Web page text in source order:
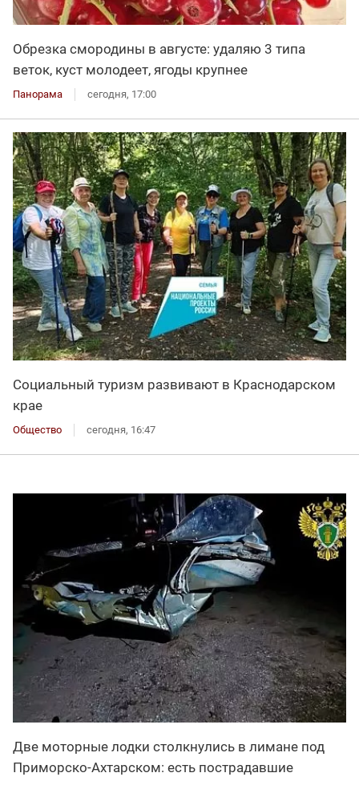
Обрезка смородины в августе: удаляю 3 типа
веток, куст молодеет, ягоды крупнее
Панорама сегодня, 17:00
Социальный туризм развивают в Краснодарском
крае
Общество сегодня, 16:47
Две моторные лодки столкнулись в лимане под
Приморско-Ахтарском: есть пострадавшие